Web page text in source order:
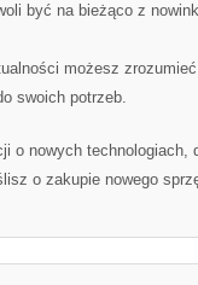
być na bieżąco z
możesz
swoich potrzeb.
o nowych technologiach,
o zakupie nowego